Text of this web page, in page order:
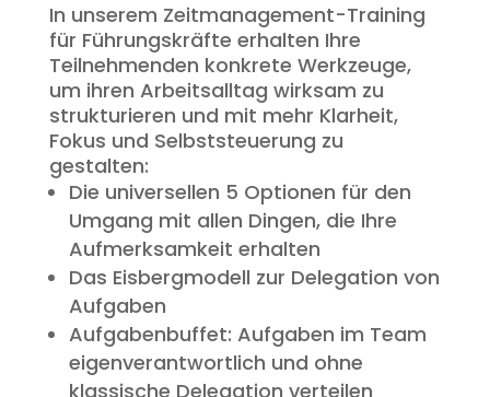
In unserem Zeitmanagement-Training
für Führungskräfte erhalten Ihre
Teilnehmenden konkrete Werkzeuge,
um ihren Arbeitsalltag wirksam zu
strukturieren und mit mehr Klarheit,
Fokus und Selbststeuerung zu
gestalten:
Die universellen 5 Optionen für den
Umgang mit allen Dingen, die Ihre
Aufmerksamkeit erhalten
Das Eisbergmodell zur Delegation von
Aufgaben
Aufgabenbuffet: Aufgaben im Team
eigenverantwortlich und ohne
klassische Delegation verteilen